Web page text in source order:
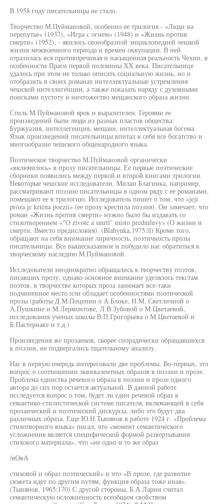
В 1958 году писательницы не стало.
Творчество М.Пуймановой, особенно ее трилогия - «Люди на
перепутье» (1937), «Игра с огнем» (1948) и «Жизнь против
смерти» (1952), - явилось своеобразной энциклопедией чешкой
жизни межвоенного периода и времен оккупации. В ней
отразилась вся противоречивая и насыщенная реальность Чехии, в
особенности Праги первой половины XX века. Писательнице
удалось при этом не только описать социальную жизнь, но и
отобразить в своих романах интеллектуальные устремления
чешской интеллигенции, а также показать наряду с духовными
поисками пустоту и ничтожество мещанского образа жизни.
Стиль М.Пуймановой ярок и выразителен. Героями ее
произведений были люди из разных пластов общества:
Буржуазия, интеллегенция, мещане, интеллектуальная богема.
Язык произведений писательницы впитал в себя все богатство и
многообразие чешского общенародного языка.
Поэтическое творчество М.Пуймановой органически
«включилось» в прозу писательницы. Ее первые поэтические
сборники появились между первой и второй книгами трилогии.
Некоторые чешские исследователи, Милан Благинка, например,
рассматривают поэзию писательницы в одном ряду с ее романами,
помещают ее в трилогию. Исследователь пишет о том, что «její
próza je krténa poezii» (ее прозу крестила поэзия). Он замечает, что
роман «Жизнь против смерти» нужно было бы издавать со
стихотворением «"О zivoté a smrti" misto predmluvy» (О жизни и
смерти. Вместо предисловия). (Blahynka,1975:ll) Кроме того,
обращают на себя внимание лиричность, поэтичность прозы
писательницы. Все вышесказанное и побудило нас обратиться к
творческому наследию М.Пуймановой.
Исследователи неоднократно обращались к творчеству поэтов,
писавших прозу, однако основное внимание уделялось текстам
поэтов, в творчестве которых проза занимает все-таки
подчиненное место или обладает особенностями поэтической
прозы (работы Д.М.Поцепни о А.Блоке, Н.М. Светличной о
А.Пушкине и М.Лермонтове, Л.В.Зубовой о М.Цветаевой,
исследования ученых школы В.П.Григорьева о М.Цветаевой и
Б.Пастернаке и т.д.)
Произведения же прозаиков, скорее спорадически обращавшихся
к поэзии, не подвергались тщательному анализу.
Нас в первую очередь интересовали две проблемы. Во-первых, это
вопрос о соотношении эквивалентных образов в поэзии и прозе.
Проблема единства речевого образа в поэзии и прозе одного
автора до сих пор остается актуальной. В данной работе
исследуется вопрос о том, будет ли един речевой образ в
семантико-стилистической системе писателя, включающей в себя
прозаический и поэтический дискурсы, либо это будут два
различных образа. Еще Ю.Н.Тынянов в работе 1924 г. «Проблема
стихотворного языка» писал, что «момент семантического
усложнения является специфической формой развертывания
стихового материала», что «не одно и то же образ
/вОвА
стиховой и образ поэтический» и что «В прозе, где развитие
сюжета идет по другим путям, функция образа тоже иная».
(Тынянов, 1965:170) С другой стороны, Б.А.Ларин считал
семантическую осложненность всеобщим свойством